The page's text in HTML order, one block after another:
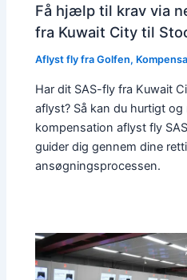
Få hjælp til krav via
fra Kuwait City til
Aflyst fly fra Golfen,
Har dit SAS-fly fra Kuwait
aflyst? Så kan du hurtigt
kompensation aflyst fly
guider dig gennem dine
ansøgningsprocessen.